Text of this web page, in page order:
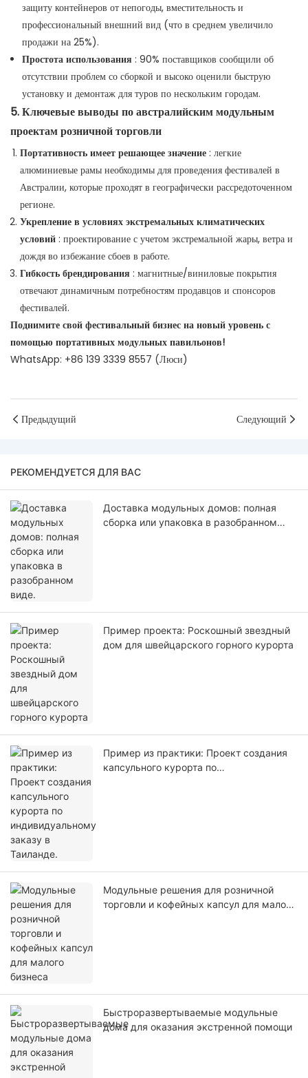
защиту контейнеров от непогоды, вместительность и
профессиональный внешний вид (что в среднем увеличило
продажи на 25%).
Простота использования : 90% поставщиков сообщили об
отсутствии проблем со сборкой и высоко оценили быструю
установку и демонтаж для туров по нескольким городам.
5. Ключевые выводы по австралийским модульным
проектам розничной торговли
Портативность имеет решающее значение : легкие
алюминиевые рамы необходимы для проведения фестивалей в
Австралии, которые проходят в географически рассредоточенном
регионе.
Укрепление в условиях экстремальных климатических
условий : проектирование с учетом экстремальной жары, ветра и
дождя во избежание сбоев в работе.
Гибкость брендирования : магнитные/виниловые покрытия
отвечают динамичным потребностям продавцов и спонсоров
фестивалей.
Поднимите свой фестивальный бизнес на новый уровень с
помощью портативных модульных павильонов!
WhatsApp: +86 139 3339 8557 (Люси)
Предыдущий Следующий
РЕКОМЕНДУЕТСЯ ДЛЯ ВАС
Доставка модульных домов: полная
сборка или упаковка в разобранном
Пример проекта: Роскошный звездный
дом для швейцарского горного курорта
Пример из практики: Проект создания
капсульного курорта по
Модульные решения для розничной
торговли и кофейных капсул для малого
Быстроразвертываемые модульные
дома для оказания экстренной помощи